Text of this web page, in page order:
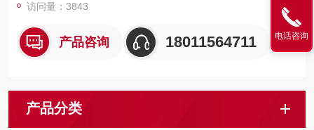
访问量：3843
产品咨询 18011564711
产品分类
电话咨询